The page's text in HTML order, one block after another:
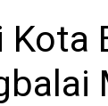
Kota